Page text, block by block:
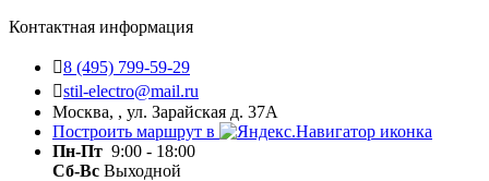
Контактная информация
8 (495) 799-59-29
stil-electro@mail.ru
Москва, , ул. Зарайская д. 37А
Построить маршрут в
Пн-Пт 9:00 - 18:00
Сб-Вс Выходной